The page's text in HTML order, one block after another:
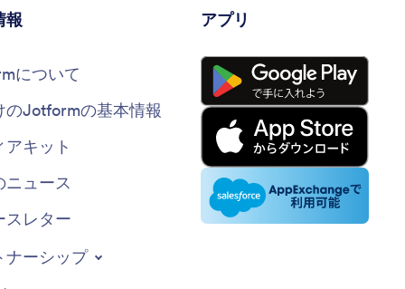
報
について
のJotformの基本情報
アキット
ニュース
スレター
ナーシップ
アプリ